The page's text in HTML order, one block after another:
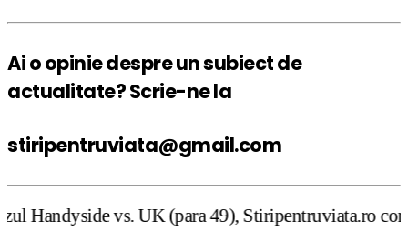
Ai o opinie despre un subiect de
actualitate? Scrie-ne la
stiripentruviata@gmail.com
(para 49), Stiripentruviata.ro consideră că